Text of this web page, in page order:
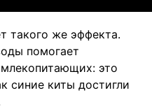
такого же эффекта.
помогает
это
синие киты достигли